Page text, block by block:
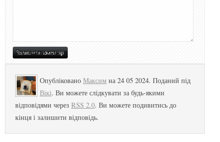
Опубліковано Максим на 24 05 2024. Поданий під
Вікі. Ви можете слідкувати за будь-якими
відповідями через RSS 2.0. Ви можете подивитись до
кінця і залишити відповідь.